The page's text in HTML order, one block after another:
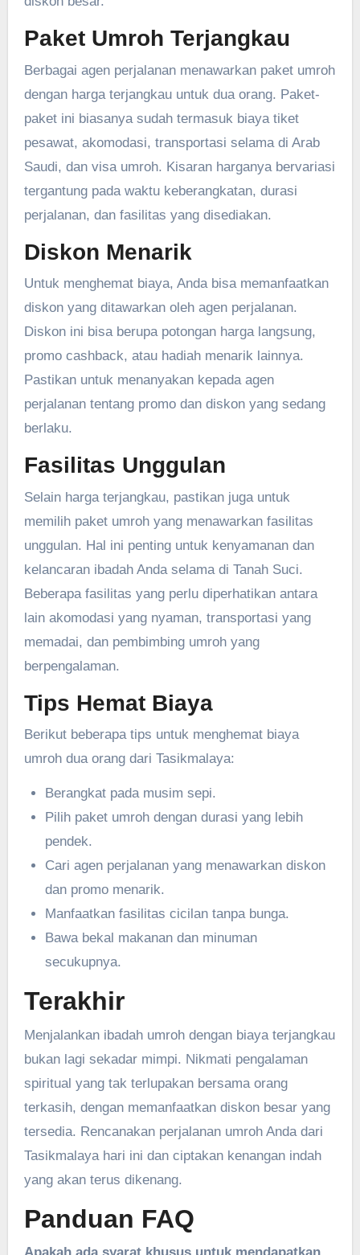
Paket Umroh Terjangkau
Berbagai agen perjalanan menawarkan paket umroh
dengan harga terjangkau untuk dua orang. Paket-
paket ini biasanya sudah termasuk biaya tiket
pesawat, akomodasi, transportasi selama di Arab
Saudi, dan visa umroh. Kisaran harganya bervariasi
tergantung pada waktu keberangkatan, durasi
perjalanan, dan fasilitas yang disediakan.
Diskon Menarik
Untuk menghemat biaya, Anda bisa memanfaatkan
diskon yang ditawarkan oleh agen perjalanan.
Diskon ini bisa berupa potongan harga langsung,
promo cashback, atau hadiah menarik lainnya.
Pastikan untuk menanyakan kepada agen
perjalanan tentang promo dan diskon yang sedang
berlaku.
Fasilitas Unggulan
Selain harga terjangkau, pastikan juga untuk
memilih paket umroh yang menawarkan fasilitas
unggulan. Hal ini penting untuk kenyamanan dan
kelancaran ibadah Anda selama di Tanah Suci.
Beberapa fasilitas yang perlu diperhatikan antara
lain akomodasi yang nyaman, transportasi yang
memadai, dan pembimbing umroh yang
berpengalaman.
Tips Hemat Biaya
Berikut beberapa tips untuk menghemat biaya
umroh dua orang dari Tasikmalaya:
Berangkat pada musim sepi.
Pilih paket umroh dengan durasi yang lebih
pendek.
Cari agen perjalanan yang menawarkan diskon
dan promo menarik.
Manfaatkan fasilitas cicilan tanpa bunga.
Bawa bekal makanan dan minuman
secukupnya.
Terakhir
Menjalankan ibadah umroh dengan biaya terjangkau
bukan lagi sekadar mimpi. Nikmati pengalaman
spiritual yang tak terlupakan bersama orang
terkasih, dengan memanfaatkan diskon besar yang
tersedia. Rencanakan perjalanan umroh Anda dari
Tasikmalaya hari ini dan ciptakan kenangan indah
yang akan terus dikenang.
Panduan FAQ